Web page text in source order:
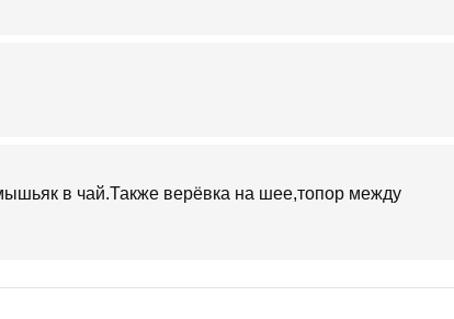
в чай.Также верёвка на шее,топор между